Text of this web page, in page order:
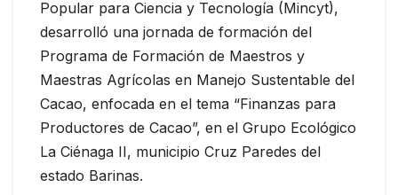
Popular para Ciencia y Tecnología (Mincyt),
desarrolló una jornada de formación del
Programa de Formación de Maestros y
Maestras Agrícolas en Manejo Sustentable del
Cacao, enfocada en el tema “Finanzas para
Productores de Cacao”, en el Grupo Ecológico
La Ciénaga II, municipio Cruz Paredes del
estado Barinas.